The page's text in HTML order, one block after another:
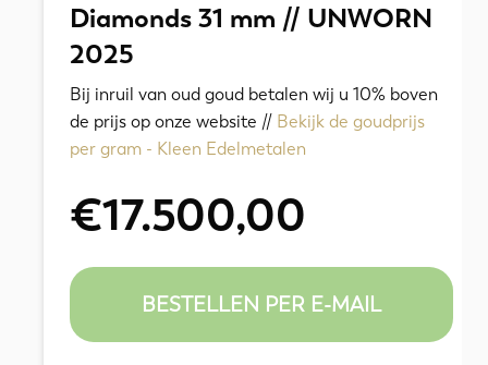
Diamonds 31 mm // UNWORN
2025
Bij inruil van oud goud betalen wij u 10% boven
de prijs op onze website // Bekijk de goudprijs
per gram - Kleen Edelmetalen
€17.500,00
BESTELLEN PER E-MAIL